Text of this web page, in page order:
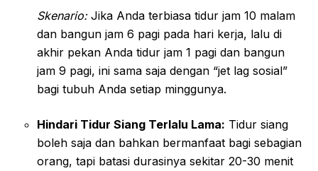
Skenario:Jika Anda terbiasa tidur jam 10 malam
dan bangun jam 6 pagi pada hari kerja, lalu di
akhir pekan Anda tidur jam 1 pagi dan bangun
jam 9 pagi, ini sama saja dengan “jet lag sosial”
bagi tubuh Anda setiap minggunya.
Hindari Tidur Siang Terlalu Lama: Tidur siang
boleh saja dan bahkan bermanfaat bagi sebagian
orang, tapi batasi durasinya sekitar 20-30 menit